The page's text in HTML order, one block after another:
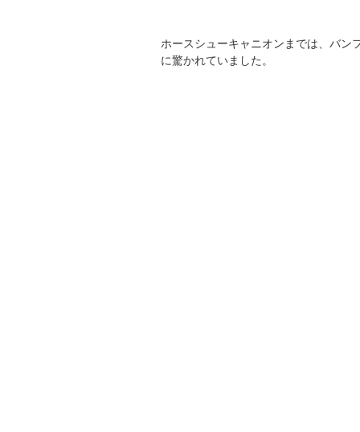
ホースシューキャニオンまでは、バン
に驚かれていました。